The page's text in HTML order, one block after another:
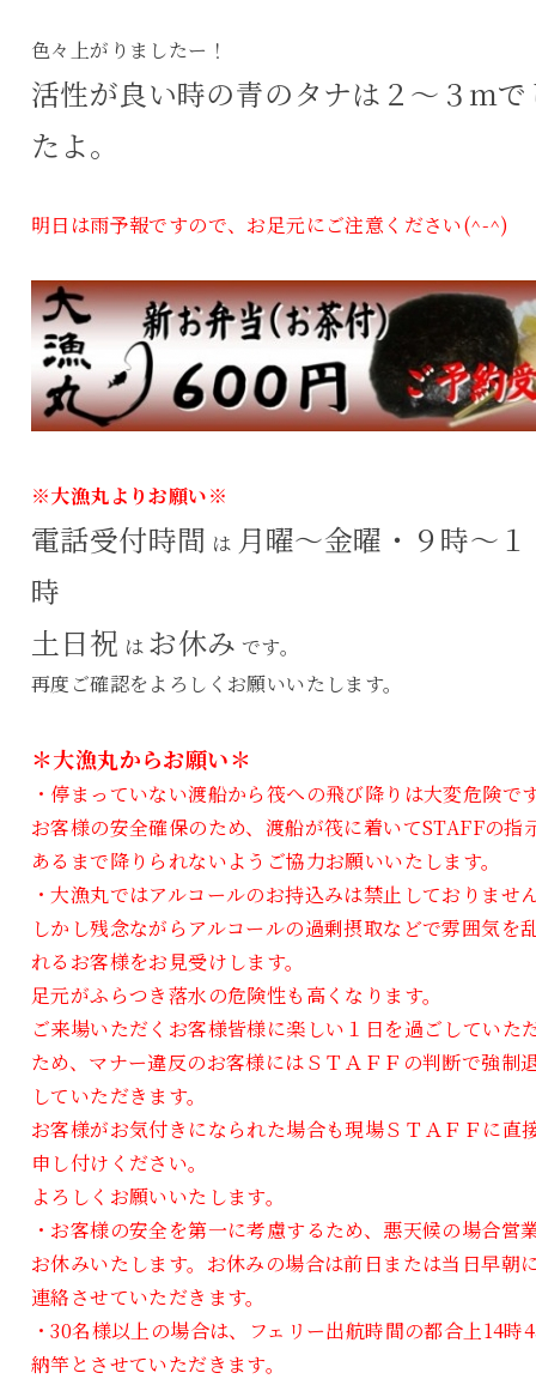
色々上がりましたー！
活性が良い時の青のタナは２～３ｍで
たよ。
明日は雨予報ですので、お足元にご注意ください(^-^)
※大漁丸よりお願い※
電話受付時間 は 月曜～金曜・９時～
時
土日祝 は お休み です。
再度ご確認をよろしくお願いいたします。
＊大漁丸からお願い＊
・停まっていない渡船から筏への飛び降りは大変危険で
お客様の安全確保のため、渡船が筏に着いてSTAFFの指
あるまで降りられないようご協力お願いいたします。
・大漁丸ではアルコールのお持込みは禁止しておりませ
しかし残念ながらアルコールの過剰摂取などで雰囲気を
れるお客様をお見受けします。
足元がふらつき落水の危険性も高くなります。
ご来場いただくお客様皆様に楽しい１日を過ごしていた
ため、マナー違反のお客様にはＳＴＡＦＦの判断で強制
していただきます。
お客様がお気付きになられた場合も現場ＳＴＡＦＦに直
申し付けください。
よろしくお願いいたします。
・お客様の安全を第一に考慮するため、悪天候の場合営
お休みいたします。お休みの場合は前日または当日早朝
連絡させていただきます。
・30名様以上の場合は、フェリー出航時間の都合上14時
納竿とさせていただきます。